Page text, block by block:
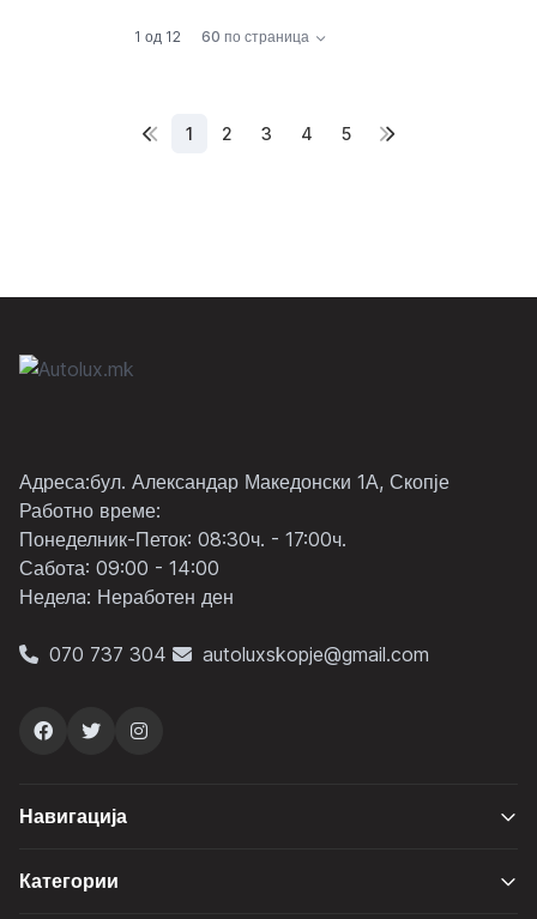
1 од 12 60 по страница
1 2 3 4 5
Адреса:бул. Александар Македонски 1А, Скопје
Работно време:
Понеделник-Петок: 08:30ч. - 17:00ч.
Сабота: 09:00 - 14:00
Неделa: Неработен ден
070 737 304 autoluxskopje@gmail.com
Навигација
Категории